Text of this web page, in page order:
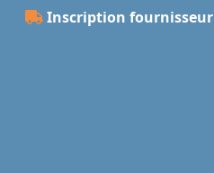
Inscription fournisseur